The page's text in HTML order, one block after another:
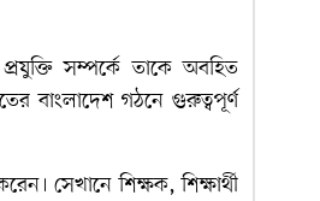
সম্পর্কে তাকে অবহিত
বাংলাদেশ গঠনে গুরুত্বপূর্ণ
সেখানে শিক্ষক, শিক্ষার্থী